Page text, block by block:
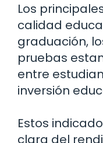
Los
calidad
graduación,
pruebas
entre
inversión
Estos
clara del